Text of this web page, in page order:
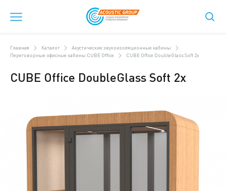
Главная Каталог
Акустические звукоизоляционные кабины
Переговорные офисные кабины CUBE Office
CUBE Office DoubleGlass Soft 2x
CUBE Office DoubleGlass Soft 2x